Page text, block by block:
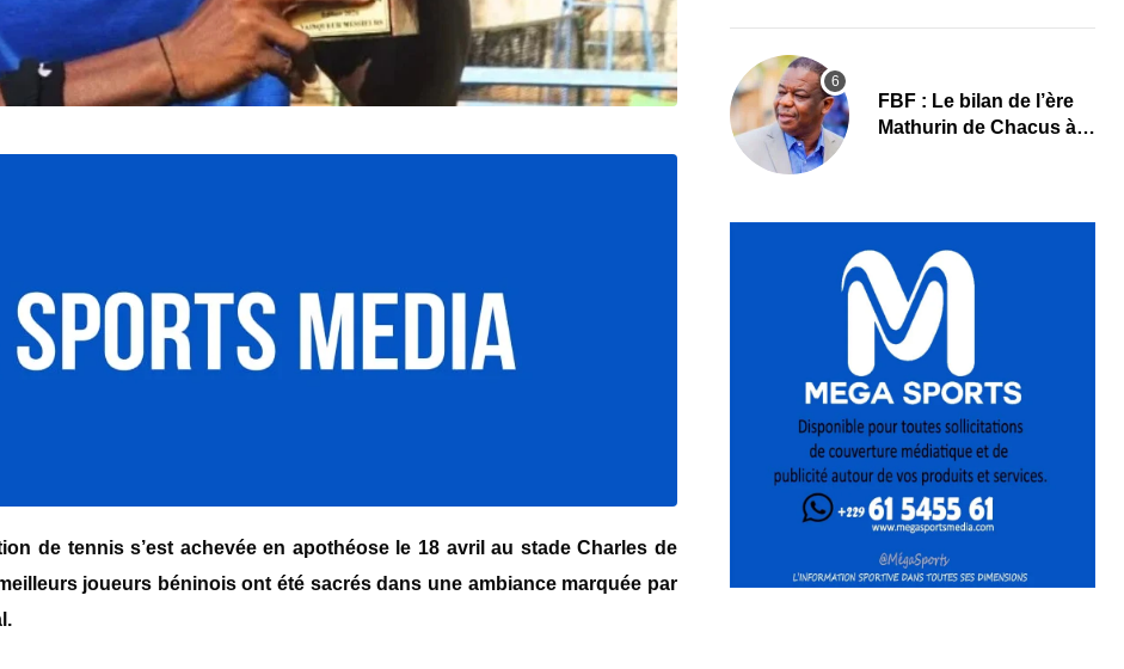
de tennis s’est achevée en apothéose le 18 avril au stade Charles de
joueurs béninois ont été sacrés dans une ambiance marquée par
FBF : Le bilan de l’ère
Mathurin de Chacus à